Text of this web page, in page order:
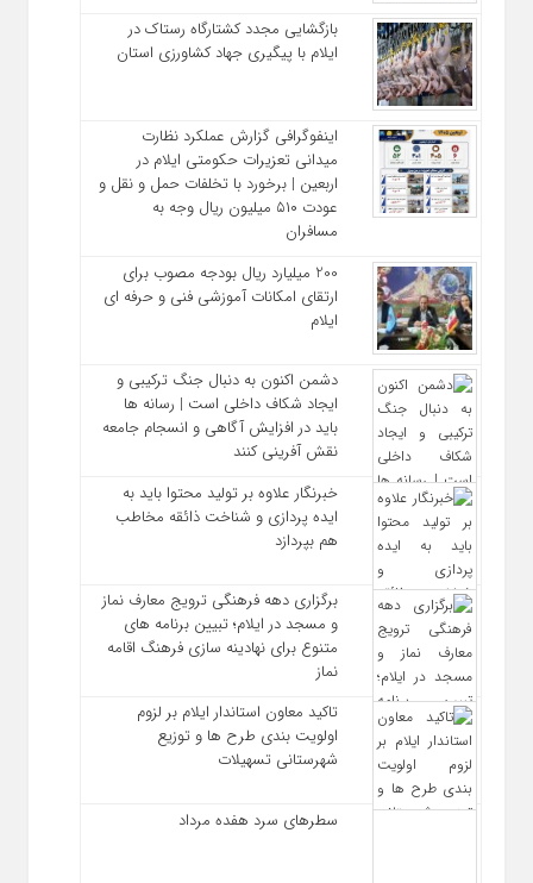
بازگشایی مجدد کشتارگاه رستاک در
ایلام با پیگیری جهاد کشاورزی استان
اینفوگرافی گزارش عملکرد نظارت
میدانی تعزیرات حکومتی ایلام در
اربعین | برخورد با تخلفات حمل‌ و نقل و
عودت ۵۱۰ میلیون ریال وجه به
مسافران
200 میلیارد ریال بودجه مصوب برای
ارتقای امکانات آموزشی فنی‌ و حرفه‌ ای
ایلام
دشمن اکنون به دنبال جنگ ترکیبی و
ایجاد شکاف داخلی است | رسانه‌ ها
باید در افزایش آگاهی و انسجام جامعه
نقش‌ آفرینی کنند
خبرنگار علاوه بر تولید محتوا باید به
ایده‌ پردازی و شناخت ذائقه مخاطب
هم بپردازد
برگزاری دهه فرهنگی ترویج معارف نماز
و مسجد در ایلام؛ تبیین برنامه‌ های
متنوع برای نهادینه‌ سازی فرهنگ اقامه
نماز
تاکید معاون استاندار ایلام بر لزوم
اولویت‌ بندی طرح‌ ها و توزیع
شهرستانی تسهیلات
سطرهای سرد هفده مرداد